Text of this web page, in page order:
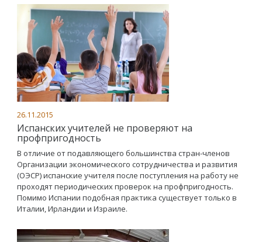
26.11.2015
Испанских учителей не проверяют на
профпригодность
В отличие от подавляющего большинства стран-членов
Организации экономического сотрудничества и развития
(ОЭСР) испанские учителя после поступления на работу не
проходят периодических проверок на профпригодность.
Помимо Испании подобная практика существует только в
Италии, Ирландии и Израиле.